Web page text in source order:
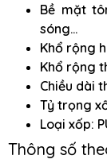
Bề mặt
sóng…
Khổ rộng
Khổ rộng
Chiều dài
Tỷ trọng
Loại xốp:
Thông số